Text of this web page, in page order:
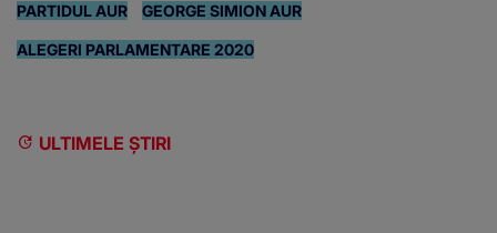
PARTIDUL AUR
GEORGE SIMION AUR
ALEGERI PARLAMENTARE 2020
ULTIMELE ȘTIRI